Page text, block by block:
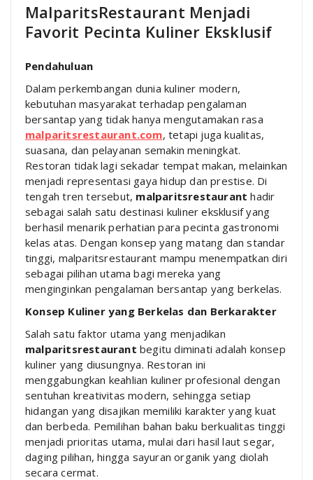
MalparitsRestaurant Menjadi
Favorit Pecinta Kuliner Eksklusif
Pendahuluan
Dalam perkembangan dunia kuliner modern,
kebutuhan masyarakat terhadap pengalaman
bersantap yang tidak hanya mengutamakan rasa
malparitsrestaurant.com, tetapi juga kualitas,
suasana, dan pelayanan semakin meningkat.
Restoran tidak lagi sekadar tempat makan, melainkan
menjadi representasi gaya hidup dan prestise. Di
tengah tren tersebut, malparitsrestaurant hadir
sebagai salah satu destinasi kuliner eksklusif yang
berhasil menarik perhatian para pecinta gastronomi
kelas atas. Dengan konsep yang matang dan standar
tinggi, malparitsrestaurant mampu menempatkan diri
sebagai pilihan utama bagi mereka yang
menginginkan pengalaman bersantap yang berkelas.
Konsep Kuliner yang Berkelas dan Berkarakter
Salah satu faktor utama yang menjadikan
malparitsrestaurant begitu diminati adalah konsep
kuliner yang diusungnya. Restoran ini
menggabungkan keahlian kuliner profesional dengan
sentuhan kreativitas modern, sehingga setiap
hidangan yang disajikan memiliki karakter yang kuat
dan berbeda. Pemilihan bahan baku berkualitas tinggi
menjadi prioritas utama, mulai dari hasil laut segar,
daging pilihan, hingga sayuran organik yang diolah
secara cermat.